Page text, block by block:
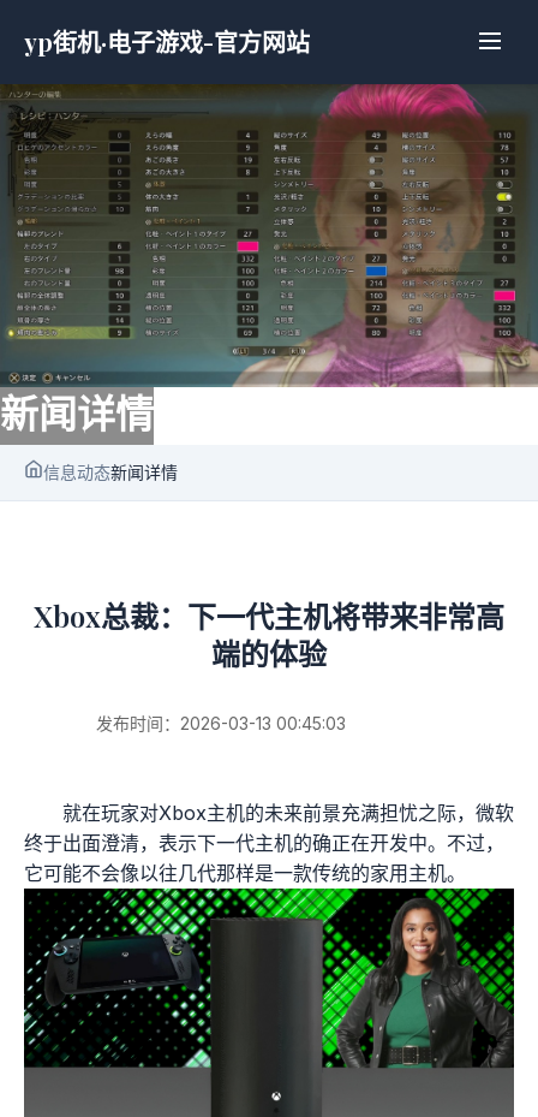
yp街机·电子游戏-官方网站
新闻详情
信息动态新闻详情
Xbox总裁：下一代主机将带来非常高
端的体验
发布时间：2026-03-13 00:45:03
就在玩家对Xbox主机的未来前景充满担忧之际，微软
终于出面澄清，表示下一代主机的确正在开发中。不过，
它可能不会像以往几代那样是一款传统的家用主机。